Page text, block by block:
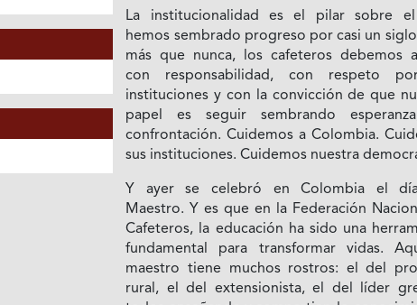
La institucionalidad es el pilar sobre el
hemos sembrado progreso por casi un
más que nunca, los cafeteros debemos
con responsabilidad, con respeto
instituciones y con la convicción de que
papel es seguir sembrando
confrontación. Cuidemos a Colombia.
sus instituciones. Cuidemos nuestra
Y ayer se celebró en Colombia el
Maestro. Y es que en la Federación
Cafeteros, la educación ha sido una
fundamental para transformar vidas.
maestro tiene muchos rostros: el del
rural, el del extensionista, el del líder